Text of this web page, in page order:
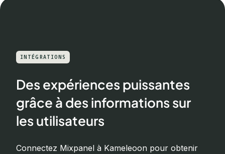
INTÉGRATIONS
Des expériences puissantes
grâce à des informations sur
les utilisateurs
Connectez Mixpanel à Kameleoon pour obtenir